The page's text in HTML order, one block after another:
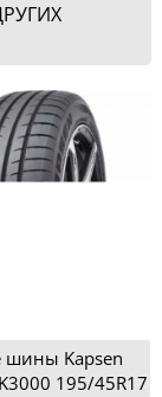
шины Kapsen
195/45R17